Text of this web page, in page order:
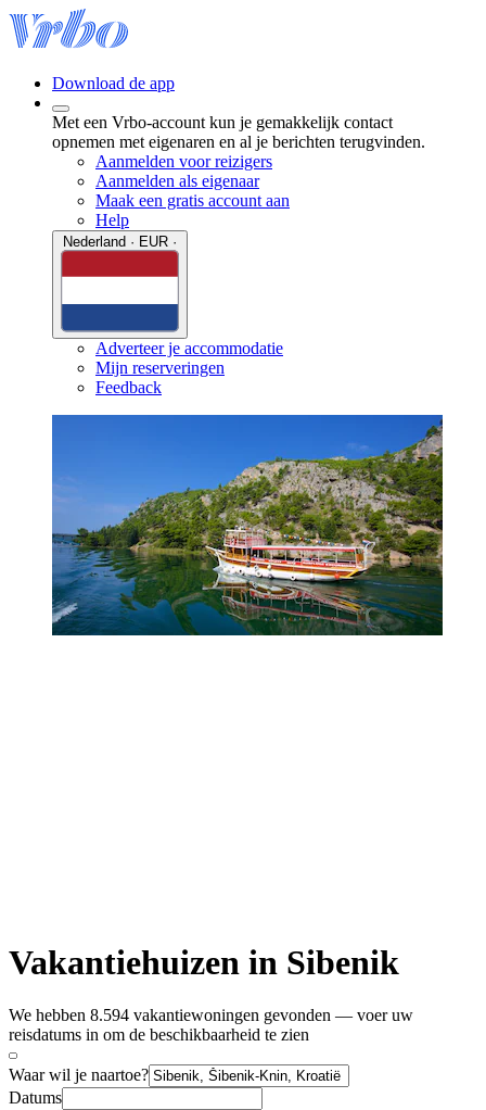
Download de app
Met een Vrbo-account kun je gemakkelijk contact
opnemen met eigenaren en al je berichten terugvinden.
Aanmelden voor reizigers
Aanmelden als eigenaar
Maak een gratis account aan
Help
Adverteer je accommodatie
Mijn reserveringen
Feedback
Vakantiehuizen in Sibenik
We hebben 8.594 vakantiewoningen gevonden — voer uw
reisdatums in om de beschikbaarheid te zien
Waar wil je naartoe?
Datums